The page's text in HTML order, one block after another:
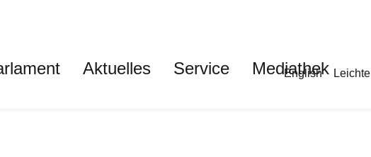
Meta-
English
Aktuelles Service Mediathek